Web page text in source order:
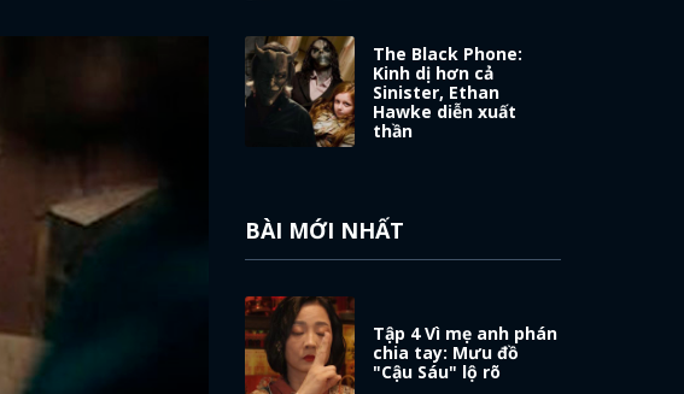
The Black Phone:
Kinh dị hơn cả
Sinister, Ethan
Hawke diễn xuất
thần
BÀI MỚI NHẤT
Tập 4 Vì mẹ anh phán
chia tay: Mưu đồ
"Cậu Sáu" lộ rõ